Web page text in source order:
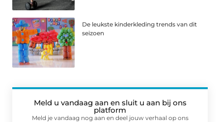
De leukste kinderkleding trends van dit
seizoen
Meld u vandaag aan en sluit u aan bij ons
platform
Meld je vandaag nog aan en deel jouw verhaal op ons